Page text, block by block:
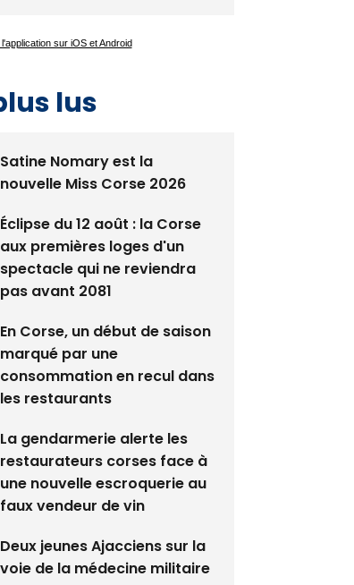
lus
nouvelle Miss Corse 2026
Éclipse du 12 août : la Corse
aux premières loges d'un
pas avant 2081
En Corse, un début de saison
marqué par une
les restaurants
La gendarmerie alerte les
restaurateurs corses face à
faux vendeur de vin